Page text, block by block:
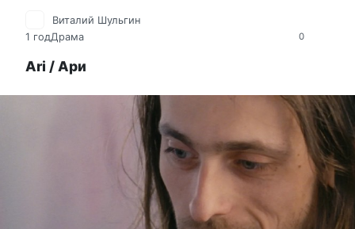
0
Виталий Шульгин
1 годДрама
Ari / Ари